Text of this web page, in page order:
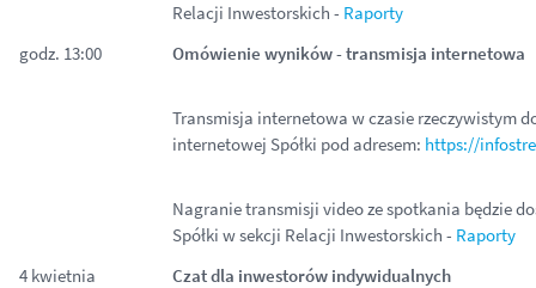
Relacji Inwestorskich - Raporty
godz. 13:00
Omówienie wyników - transmisja internetowa
Transmisja internetowa w czasie rzeczywistym
internetowej Spółki pod adresem: https://
Nagranie transmisji video ze spotkania będzie
Spółki w sekcji Relacji Inwestorskich - Raporty
4 kwietnia
Czat dla inwestorów indywidualnych